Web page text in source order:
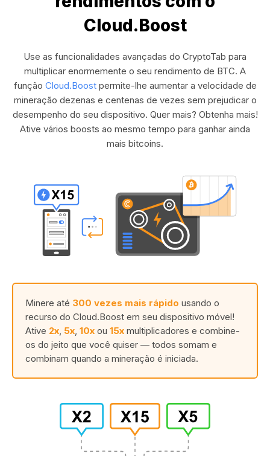
Cloud.Boost
Use as funcionalidades avançadas do CryptoTab para
multiplicar enormemente o seu rendimento de BTC. A
função Cloud.Boostpermite-lhe aumentar a velocidade de
mineração dezenas e centenas de vezes sem prejudicar o
desempenho do seu dispositivo. Quer mais? Obtenha mais!
Ative vários boosts ao mesmo tempo para ganhar ainda
mais bitcoins.
Minere até 300 vezes mais rápido usando o
recurso do Cloud.Boost em seu dispositivo móvel!
Ative 2x 5x 10x ou 15x multiplicadores e combine-
os do jeito que você quiser — todos somam e
combinam quando a mineração é iniciada.